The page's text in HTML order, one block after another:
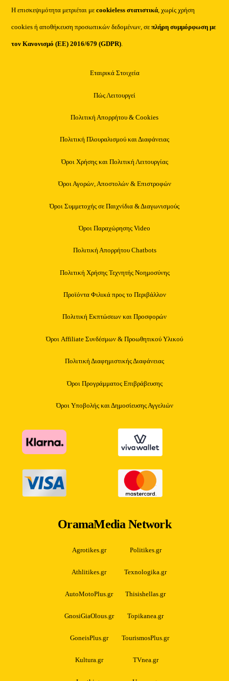
Η επισκεψιμότητα μετριέται μεcookieless στατιστικά , χωρίς χρήση
cookies ή αποθήκευση προσωπικών δεδομένων, σεπλήρη συμμόρφωση με
τον Κανονισμό (ΕΕ) 2016/679 (GDPR)
Εταιρικά Στοιχεία
Πώς Λειτουργεί
Πολιτική Απορρήτου & Cookies
Πολιτική Πλουραλισμού και Διαφάνειας
Όροι Χρήσης και Πολιτική Λειτουργίας
Όροι Αγορών, Αποστολών & Επιστροφών
Όροι Συμμετοχής σε Παιχνίδια & Διαγωνισμούς
Όροι Παραχώρησης Video
Πολιτική Απορρήτου Chatbots
Πολιτική Χρήσης Τεχνητής Νοημοσύνης
Προϊόντα Φιλικά προς το Περιβάλλον
Πολιτική Εκπτώσεων και Προσφορών
Όροι Affiliate Συνδέσμων & Προωθητικού Υλικού
Πολιτική Διαφημιστικής Διαφάνειας
Όροι Προγράμματος Επιβράβευσης
Όροι Υποβολής και Δημοσίευσης Αγγελιών
OramaMedia Network
Agrotikes.gr Politikes.gr
Athlitikes.gr Texnologika.gr
AutoMotoPlus.gr Thisishellas.gr
GnosiGiaOlous.gr Topikanea.gr
GoneisPlus.gr TourismosPlus.gr
Kultura.gr TVnea.gr